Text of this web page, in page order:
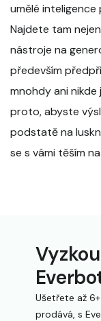
umělé
Najdete tam
nástroje na
především
mnohdy ani
proto, abyste
podstatě na
se s vámi těším
Ušetřete až
prodává, s